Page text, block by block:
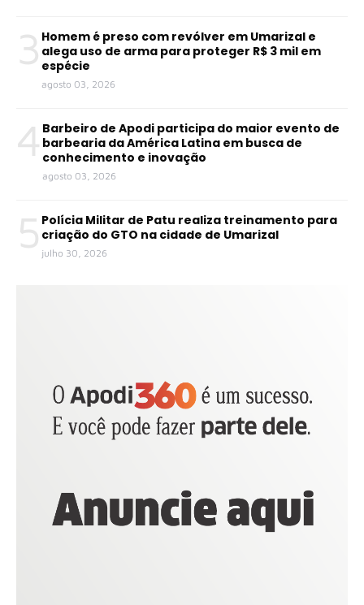
3 Homem é preso com revólver em Umarizal e
alega uso de arma para proteger R$ 3 mil em
espécie
agosto 03, 2026
4 Barbeiro de Apodi participa do maior evento de
barbearia da América Latina em busca de
conhecimento e inovação
agosto 03, 2026
5 Polícia Militar de Patu realiza treinamento para
criação do GTO na cidade de Umarizal
julho 30, 2026